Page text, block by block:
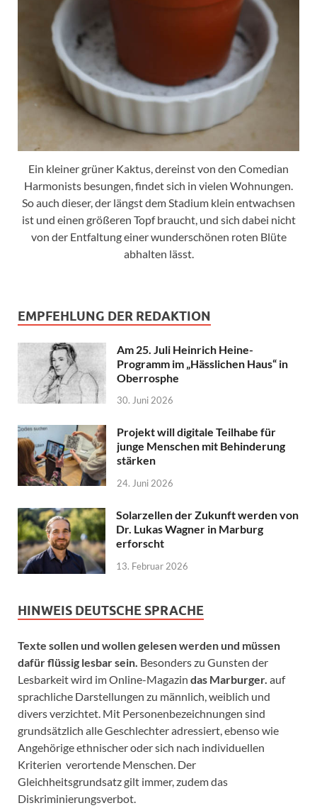
Ein kleiner grüner Kaktus, dereinst von den Comedian
Harmonists besungen, findet sich in vielen Wohnungen.
So auch dieser, der längst dem Stadium klein entwachsen
ist und einen größeren Topf braucht, und sich dabei nicht
von der Entfaltung einer wunderschönen roten Blüte
abhalten lässt.
EMPFEHLUNG DER REDAKTION
Am 25. Juli Heinrich Heine-
Programm im „Hässlichen Haus“ in
Oberrosphe
30. Juni 2026
Projekt will digitale Teilhabe für
junge Menschen mit Behinderung
stärken
24. Juni 2026
Solarzellen der Zukunft werden von
Dr. Lukas Wagner in Marburg
erforscht
13. Februar 2026
HINWEIS DEUTSCHE SPRACHE
Texte sollen und wollen gelesen werden und müssen
dafür flüssig lesbar sein. Besonders zu Gunsten der
Lesbarkeit wird im Online-Magazin das Marburger. auf
sprachliche Darstellungen zu männlich, weiblich und
divers verzichtet. Mit Personenbezeichnungen sind
grundsätzlich alle Geschlechter adressiert, ebenso wie
Angehörige ethnischer oder sich nach individuellen
Kriterien verortende Menschen. Der
Gleichheitsgrundsatz gilt immer, zudem das
Diskriminierungsverbot.